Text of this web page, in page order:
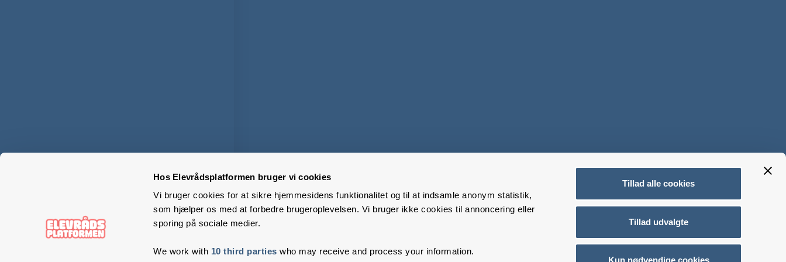
Hos Elevrådsplatformen bruger vi cookies
Vi bruger cookies for at sikre hjemmesidens funktionalitet og til at indsamle anonym statistik,
som hjælper os med at forbedre brugeroplevelsen. Vi bruger ikke cookies til annoncering eller
sporing på sociale medier.
We work with 10 third parties who may receive and process your information.
Tillad alle cookies
Tillad udvalgte
Kun nødvendige cookies